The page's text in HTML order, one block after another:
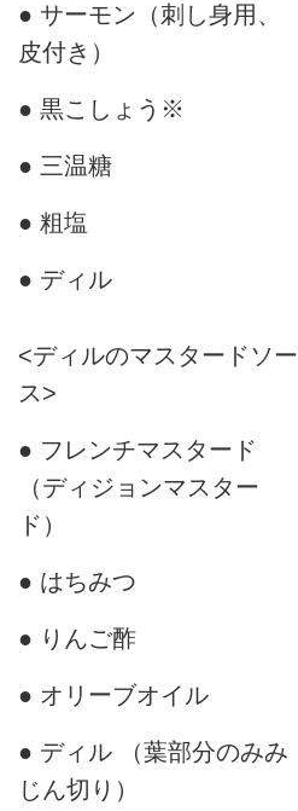
● サーモン（刺し身用、
皮付き）
● 黒こしょう※
● 三温糖
● 粗塩
● ディル
<ディルのマスタードソー
ス>
● フレンチマスタード
（ディジョンマスター
ド）
● はちみつ
● りんご酢
● オリーブオイル
● ディル （葉部分のみみ
じん切り）